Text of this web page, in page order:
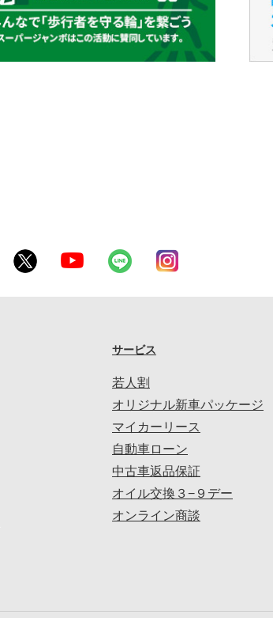
サービス
若人割
オリジナル新車パッケージ
マイカーリース
自動車ローン
中古車返品保証
オイル交換３−９デー
オンライン商談